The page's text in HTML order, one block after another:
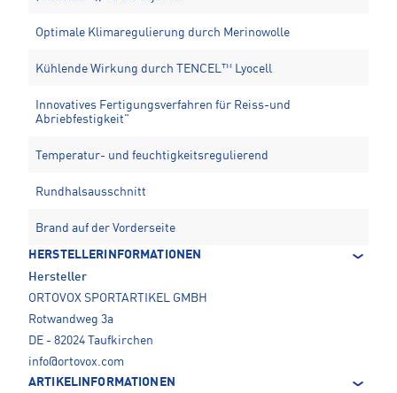
Optimale Klimaregulierung durch Merinowolle
Kühlende Wirkung durch TENCEL™ Lyocell
Innovatives Fertigungsverfahren für Reiss-und
Abriebfestigkeit"
Temperatur- und feuchtigkeitsregulierend
Rundhalsausschnitt
Brand auf der Vorderseite
HERSTELLERINFORMATIONEN
Hersteller
ORTOVOX SPORTARTIKEL GMBH
Rotwandweg 3a
DE - 82024 Taufkirchen
info@ortovox.com
ARTIKELINFORMATIONEN